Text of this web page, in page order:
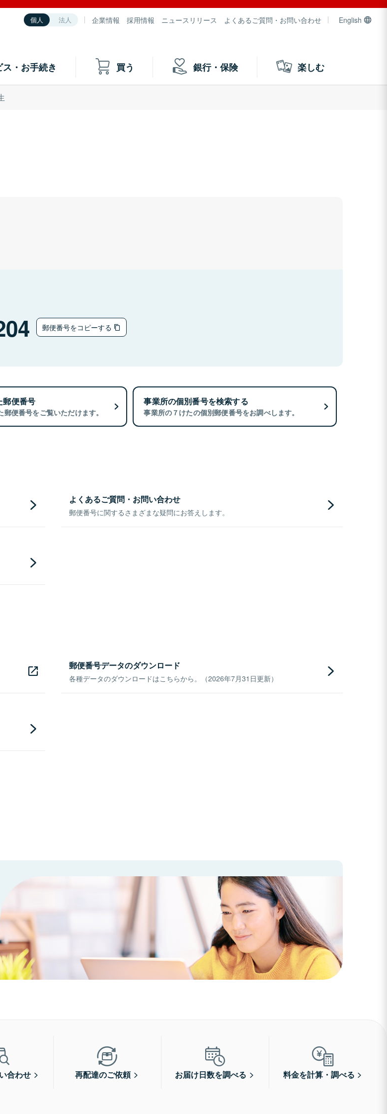
個人 法人 企業情報 採用情報 ニュースリリース よくあるご質問・お問い合わせ English
・お手続き 買う 銀行・保険 楽しむ
郵便番号をコピーする
郵便番号
郵便番号をご覧いただけます。
事業所の個別番号を検索する
事業所の７けたの個別郵便番号をお調べします。
よくあるご質問・お問い合わせ
郵便番号に関するさまざまな疑問にお答えします。
郵便番号データのダウンロード
各種データのダウンロードはこちらから。（2026年7月31日更新）
合わせ 再配達のご依頼 お届け日数を調べる 料金を計算・調べる